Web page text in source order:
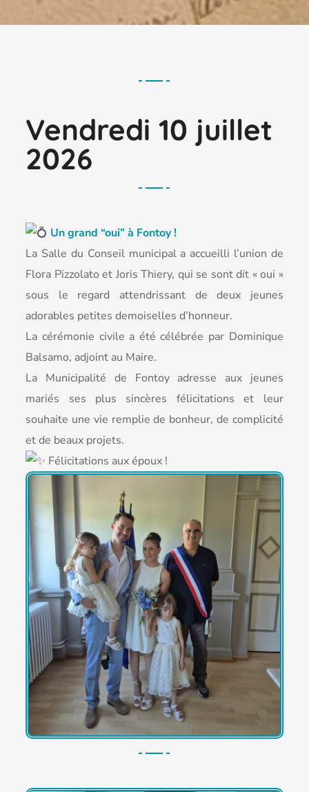
Vendredi 10 juillet
2026
Un grand “oui” à Fontoy !
La Salle du Conseil municipal a accueilli l’union de
Flora Pizzolato et Joris Thiery, qui se sont dit « oui »
sous le regard attendrissant de deux jeunes
adorables petites demoiselles d’honneur.
La cérémonie civile a été célébrée par Dominique
Balsamo, adjoint au Maire.
La Municipalité de Fontoy adresse aux jeunes
mariés ses plus sincères félicitations et leur
souhaite une vie remplie de bonheur, de complicité
et de beaux projets.
Félicitations aux époux !